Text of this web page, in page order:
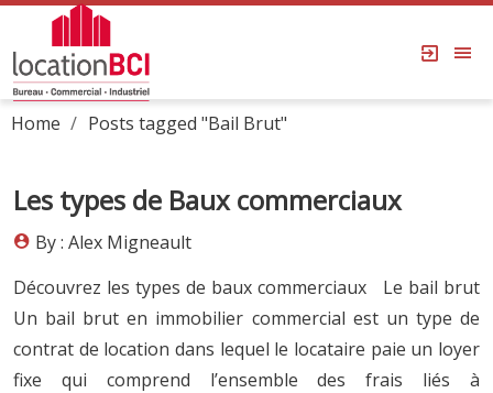
Home Posts tagged "Bail Brut"
Les types de Baux commerciaux
By : Alex Migneault
Découvrez les types de baux commerciaux Le bail brut
Un bail brut en immobilier commercial est un type de
contrat de location dans lequel le locataire paie un loyer
fixe qui comprend l’ensemble des frais liés à